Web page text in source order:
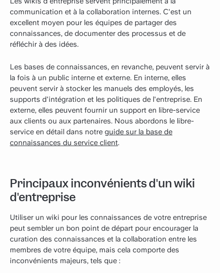
communication et à la collaboration internes. C'est un
excellent moyen pour les équipes de partager des
connaissances, de documenter des processus et de
réfléchir à des idées.
Les bases de connaissances, en revanche, peuvent servir à
la fois à un public interne et externe. En interne, elles
peuvent servir à stocker les manuels des employés, les
supports d'intégration et les politiques de l'entreprise. En
externe, elles peuvent fournir un support en libre-service
aux clients ou aux partenaires. Nous abordons le libre-
service en détail dans notre guide sur la base de
connaissances du service client.
Principaux inconvénients d'un wiki
d'entreprise
Utiliser un wiki pour les connaissances de votre entreprise
peut sembler un bon point de départ pour encourager la
curation des connaissances et la collaboration entre les
membres de votre équipe, mais cela comporte des
inconvénients majeurs, tels que :‍